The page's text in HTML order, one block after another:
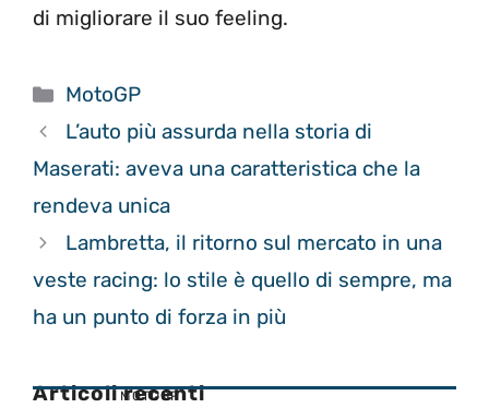
di migliorare il suo feeling.
Categorie
MotoGP
L’auto più assurda nella storia di
Maserati: aveva una caratteristica che la
rendeva unica
Lambretta, il ritorno sul mercato in una
veste racing: lo stile è quello di sempre, ma
ha un punto di forza in più
Articoli recenti
MOTOGP